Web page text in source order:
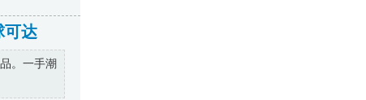
可达
。一手潮